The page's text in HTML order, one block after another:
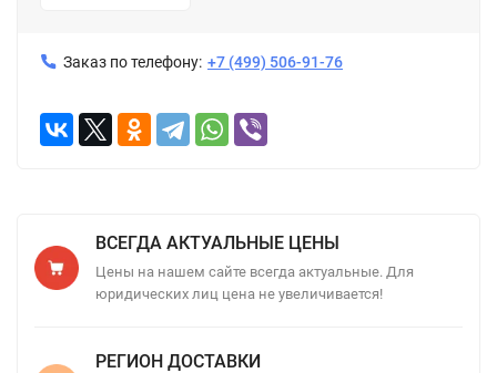
Заказ по телефону: +7 (499) 506-91-76
ВСЕГДА АКТУАЛЬНЫЕ ЦЕНЫ
Цены на нашем сайте всегда актуальные. Для
юридических лиц цена не увеличивается!
РЕГИОН ДОСТАВКИ